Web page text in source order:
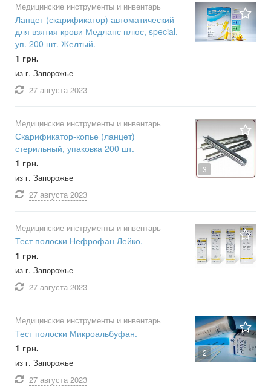
Медицинские инструменты и инвентарь
Ланцет (скарификатор) автоматический
для взятия крови Медланс плюс, special,
уп. 200 шт. Желтый.
1 грн.
из г. Запорожье
27 августа 2023
3
Медицинские инструменты и инвентарь
Скарификатор-копье (ланцет)
стерильный, упаковка 200 шт.
1 грн.
из г. Запорожье
27 августа 2023
Медицинские инструменты и инвентарь
Тест полоски Нефрофан Лейко.
1 грн.
из г. Запорожье
27 августа 2023
2
Медицинские инструменты и инвентарь
Тест полоски Микроальбуфан.
1 грн.
из г. Запорожье
27 августа 2023